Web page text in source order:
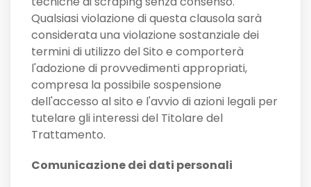
Qualsiasi violazione di questa clausola sarà
considerata una violazione sostanziale dei
termini di utilizzo del Sito e comporterà
l'adozione di provvedimenti appropriati,
compresa la possibile sospensione
dell'accesso al sito e l'avvio di azioni legali per
tutelare gli interessi del Titolare del
Trattamento.
Comunicazione dei dati personali